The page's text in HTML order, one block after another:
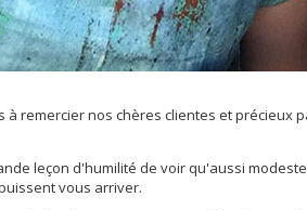
à remercier nos chères clientes et précieux
leçon d'humilité de voir qu'aussi
vous arriver.